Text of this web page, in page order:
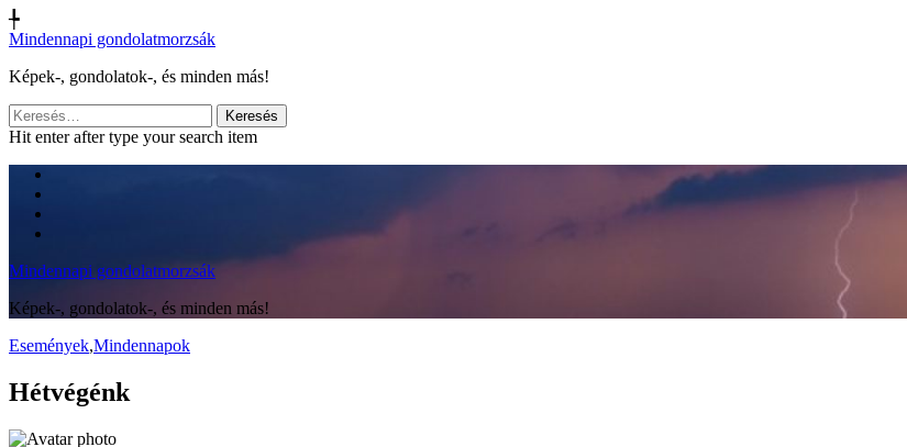
╄
Mindennapi gondolatmorzsák
Képek-, gondolatok-, és minden más!
Keresés:
Hit enter after type your search item
Mindennapi gondolatmorzsák
Képek-, gondolatok-, és minden más!
Események,Mindennapok
Hétvégénk